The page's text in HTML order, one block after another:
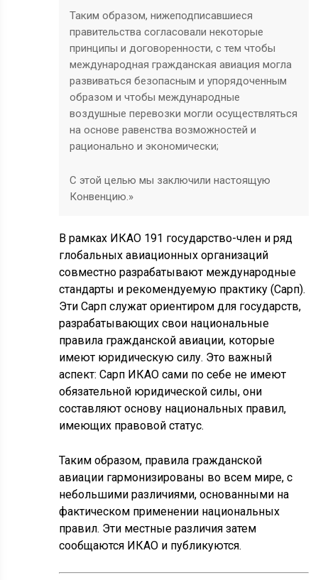
Таким образом, нижеподписавшиеся
правительства согласовали некоторые
принципы и договоренности, с тем чтобы
международная гражданская авиация могла
развиваться безопасным и упорядоченным
образом и чтобы международные
воздушные перевозки могли осуществляться
на основе равенства возможностей и
рационально и экономически;
С этой целью мы заключили настоящую
Конвенцию.»
В рамках ИКАО 191 государство-член и ряд
глобальных авиационных организаций
совместно разрабатывают международные
стандарты и рекомендуемую практику (Сарп).
Эти Сарп служат ориентиром для государств,
разрабатывающих свои национальные
правила гражданской авиации, которые
имеют юридическую силу. Это важный
аспект: Сарп ИКАО сами по себе не имеют
обязательной юридической силы, они
составляют основу национальных правил,
имеющих правовой статус.
Таким образом, правила гражданской
авиации гармонизированы во всем мире, с
небольшими различиями, основанными на
фактическом применении национальных
правил. Эти местные различия затем
сообщаются ИКАО и публикуются.